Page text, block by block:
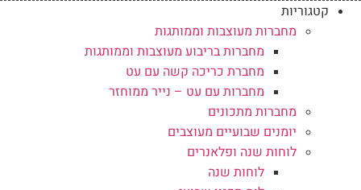
קטגוריות
מחברות מעוצבות וממותגות
מחברות בריבוע מעוצבות וממותגות
מחברת כריכה קשה עם עט
מחברות עם עט – נייר ממוחזר
מחברות מתכונים
יומנים שבועיים מעוצבים
לוחות שנה ופלאנרים
לוחות שנה